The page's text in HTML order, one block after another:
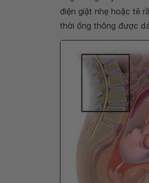
điện giật nhẹ hoặc tê
thời ống thông được